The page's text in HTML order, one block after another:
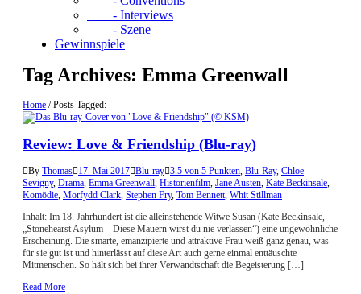
- Interviews
- Szene
Gewinnspiele
Tag Archives: Emma Greenwall
Home /Posts Tagged:
Review: Love & Friendship (Blu-ray)
By Thomas 17. Mai 2017 Blu-ray 3.5 von 5 Punkten, Blu-Ray, Chloe
Sevigny, Drama, Emma Greenwall, Historienfilm, Jane Austen, Kate Beckinsale,
Komödie, Morfydd Clark, Stephen Fry, Tom Bennett, Whit Stillman
Inhalt: Im 18. Jahrhundert ist die alleinstehende Witwe Susan (Kate Beckinsale,
„Stonehearst Asylum – Diese Mauern wirst du nie verlassen“) eine ungewöhnliche
Erscheinung. Die smarte, emanzipierte und attraktive Frau weiß ganz genau, was
für sie gut ist und hinterlässt auf diese Art auch gerne einmal enttäuschte
Mitmenschen. So hält sich bei ihrer Verwandtschaft die Begeisterung […]
Read More